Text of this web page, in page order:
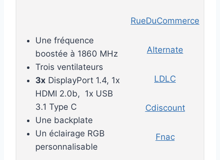
Une fréquence
boostée à 1860 MHz
Trois ventilateurs
3x DisplayPort 1.4, 1x
HDMI 2.0b, 1x USB
3.1 Type C
Une backplate
Un éclairage RGB
personnalisable
RueDuCommerce
Alternate
LDLC
Cdiscount
Fnac